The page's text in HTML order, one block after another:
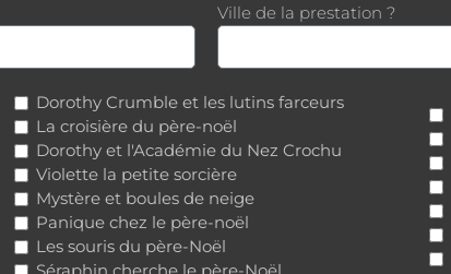
Ville de la prestation ?
Dorothy Crumble et les lutins farceurs
La croisière du père-noël
Dorothy et l'Académie du Nez Crochu
Violette la petite sorcière
Mystère et boules de neige
Panique chez le père-noël
Les souris du père-Noël
Séraphin cherche le père-Noël